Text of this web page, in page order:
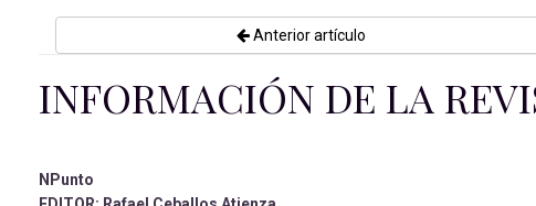
Anterior artículo
INFORMACIÓN DE LA
NPunto